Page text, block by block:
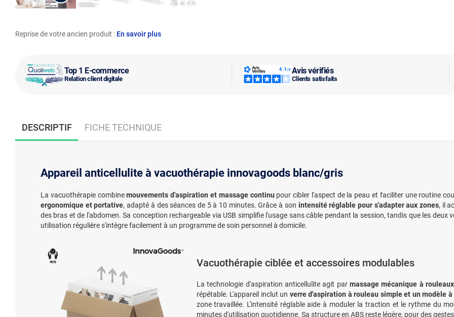
Top 1 E-commerce
Relation client digitale
Avis vérifiés
Clients satisfaits
Reprise de votre ancien produit : En savoir plus
DESCRIPTIF FICHE TECHNIQUE
Appareil anticellulite à vacuothérapie innovagoods blanc/gris
La vacuothérapie combinemouvements d'aspiration et massage continu pour cibler l'aspect de la peau et faciliter une routine
ergonomique et portative, adapté à des séances de 5 à 10 minutes. Grâce à son intensité réglable pour s'adapter aux zones, il
des bras et de l'abdomen. Sa conception rechargeable via USB simplifie l'usage sans câble pendant la session, tandis que les
utilisation régulière s'intègre facilement à un programme de soin personnel à domicile.
Vacuothérapie ciblée et accessoires modulables
La technologie d'aspiration anticellulite agit parmassage mécanique à
répétable. L'appareil inclut un verre d'aspiration à rouleau simple et un modèle
zone travaillée. L'intensité réglable aide à moduler la traction et le rythme du
minutes d'utilisation quotidienne. Sa structure en ABS reste légère, pour des